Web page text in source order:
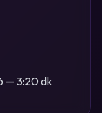
— 3:20 dk